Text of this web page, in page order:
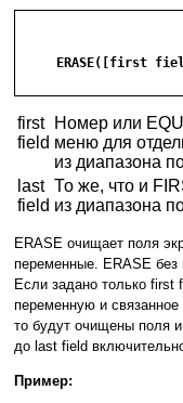
ERASE([first
first
field
Номер или
меню для
из диапазона
last
field
То же, что и
из диапазона
ERASE очищает поля
переменные. ERASE без
Если задано только first
переменную и
то будут очищены поля
до last field
Пример: